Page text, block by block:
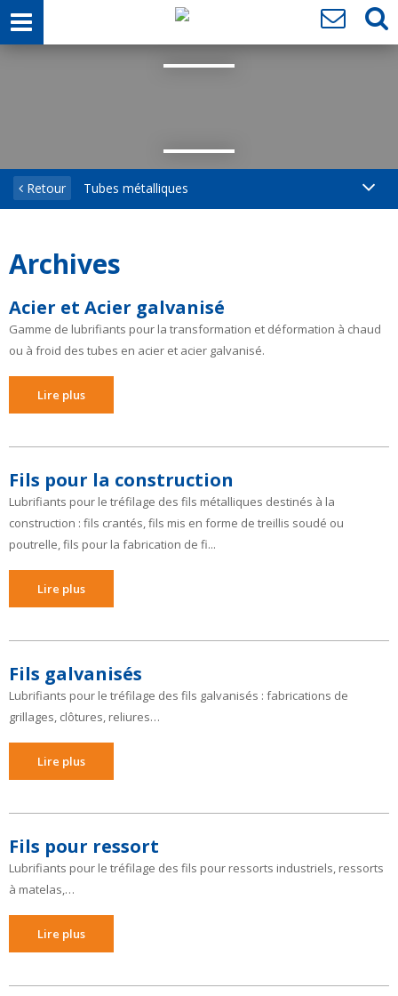
Retour Tubes métalliques
Archives
Acier et Acier galvanisé
Gamme de lubrifiants pour la transformation et déformation à chaud
ou à froid des tubes en acier et acier galvanisé.
Lire plus
Fils pour la construction
Lubrifiants pour le tréfilage des fils métalliques destinés à la
construction : fils crantés, fils mis en forme de treillis soudé ou
poutrelle, fils pour la fabrication de fi...
Lire plus
Fils galvanisés
Lubrifiants pour le tréfilage des fils galvanisés : fabrications de
grillages, clôtures, reliures…
Lire plus
Fils pour ressort
Lubrifiants pour le tréfilage des fils pour ressorts industriels, ressorts
à matelas,…
Lire plus